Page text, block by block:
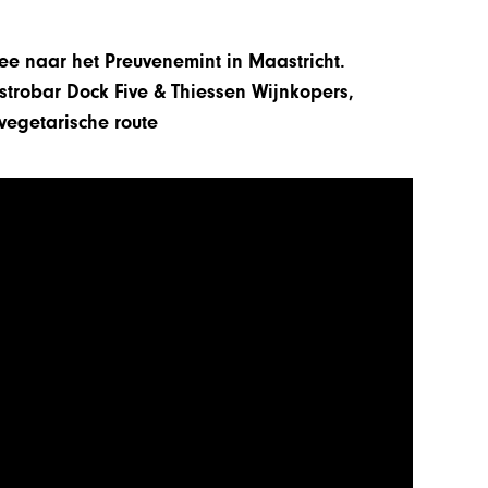
naar het Preuvenemint in Maastricht.
Dock Five & Thiessen Wijnkopers,
route